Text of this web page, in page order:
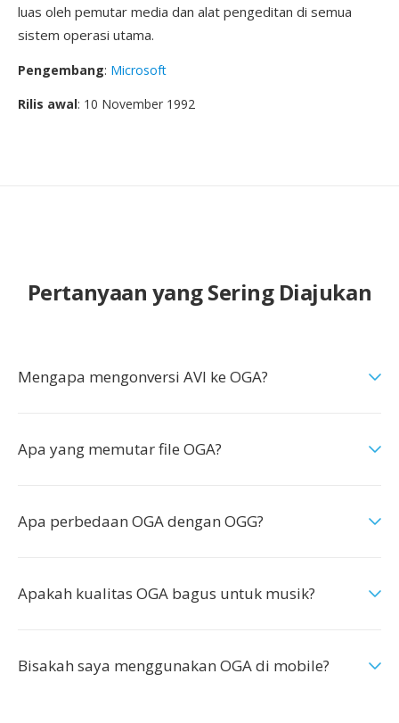
luas oleh pemutar media dan alat pengeditan di semua
sistem operasi utama.
Pengembang: Microsoft
Rilis awal: 10 November 1992
Pertanyaan yang Sering Diajukan
Mengapa mengonversi AVI ke OGA?
Apa yang memutar file OGA?
Apa perbedaan OGA dengan OGG?
Apakah kualitas OGA bagus untuk musik?
Bisakah saya menggunakan OGA di mobile?